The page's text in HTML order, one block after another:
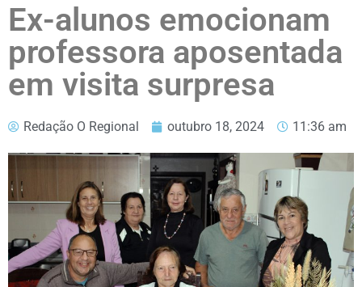
Ex-alunos emocionam
professora aposentada
em visita surpresa
Redação O Regional outubro 18, 2024 11:36 am